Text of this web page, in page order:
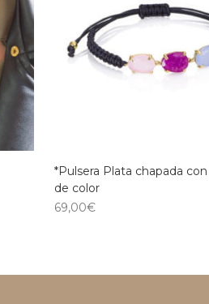
*Pulsera Plata chapada
de color
69,00€